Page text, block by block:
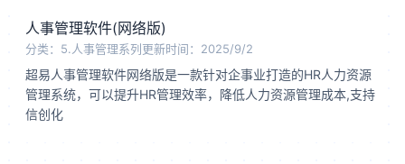
人事管理软件(网络版)
分类：5.人事管理系列 更新时间：2025/9/2
超易人事管理软件网络版是一款针对企事业打造的HR人力资源
管理系统，可以提升HR管理效率，降低人力资源管理成本,支持
信创化